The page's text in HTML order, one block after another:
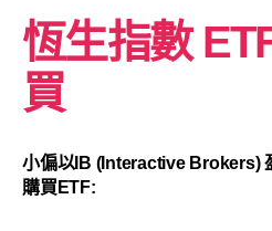
恆生指數
買
小偏以IB (Interactive Brokers)
購買ETF: